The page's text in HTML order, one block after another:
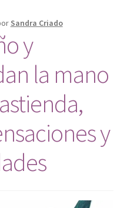
Sandra Criado
y
la mano
y